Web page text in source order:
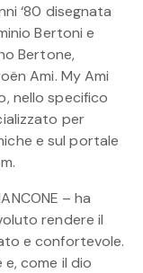
‘80 disegnata
Bertoni e
Bertone,
Ami. My Ami
nello specifico
per
e sul portale
– ha
rendere il
e confortevole.
come il dio